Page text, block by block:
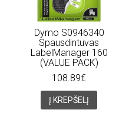
Dymo S0946340
Spausdintuvas
LabelManager 160
(VALUE PACK)
108.89€
Į KREPŠELĮ